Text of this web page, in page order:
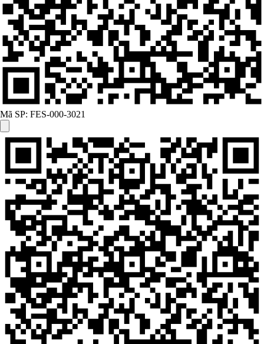
Mã SP: FES-000-3021